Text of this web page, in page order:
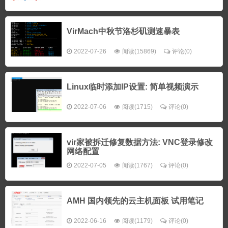
VirMach中秋节洛杉矶测速暴表
2022-07-26 阅读(15869) 评论(0)
Linux临时添加IP设置: 简单视频演示
2022-07-06 阅读(1715) 评论(0)
vir家被拆迁修复数据方法: VNC登录修改
网络配置
2022-07-05 阅读(1767) 评论(0)
AMH 国内领先的云主机面板 试用笔记
2022-06-16 阅读(1179) 评论(0)